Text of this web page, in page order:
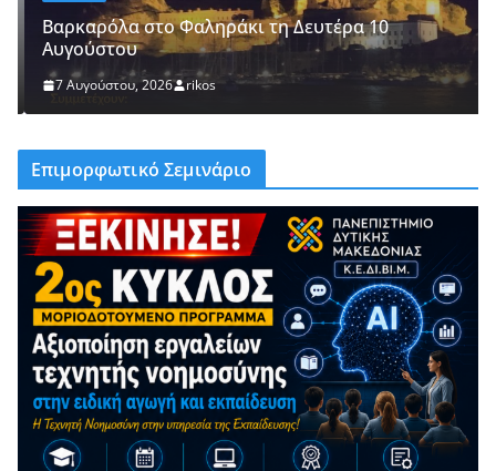
Βαρκαρόλα στο Φαληράκι τη Δευτέρα 10
Αυγούστου
7 Αυγούστου, 2026 rikos
Επιμορφωτικό Σεμινάριο